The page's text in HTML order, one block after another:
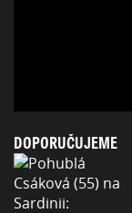
DOPORUČUJEME